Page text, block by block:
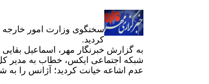
سخنگوی وزارت امور
کردید.
به گزارش خبرنگار مهر، اسماعیل
شبکه اجتماعی ایکس، خطاب به مدیر
عدم اشاعه خیانت کردید؛ آژانس را به